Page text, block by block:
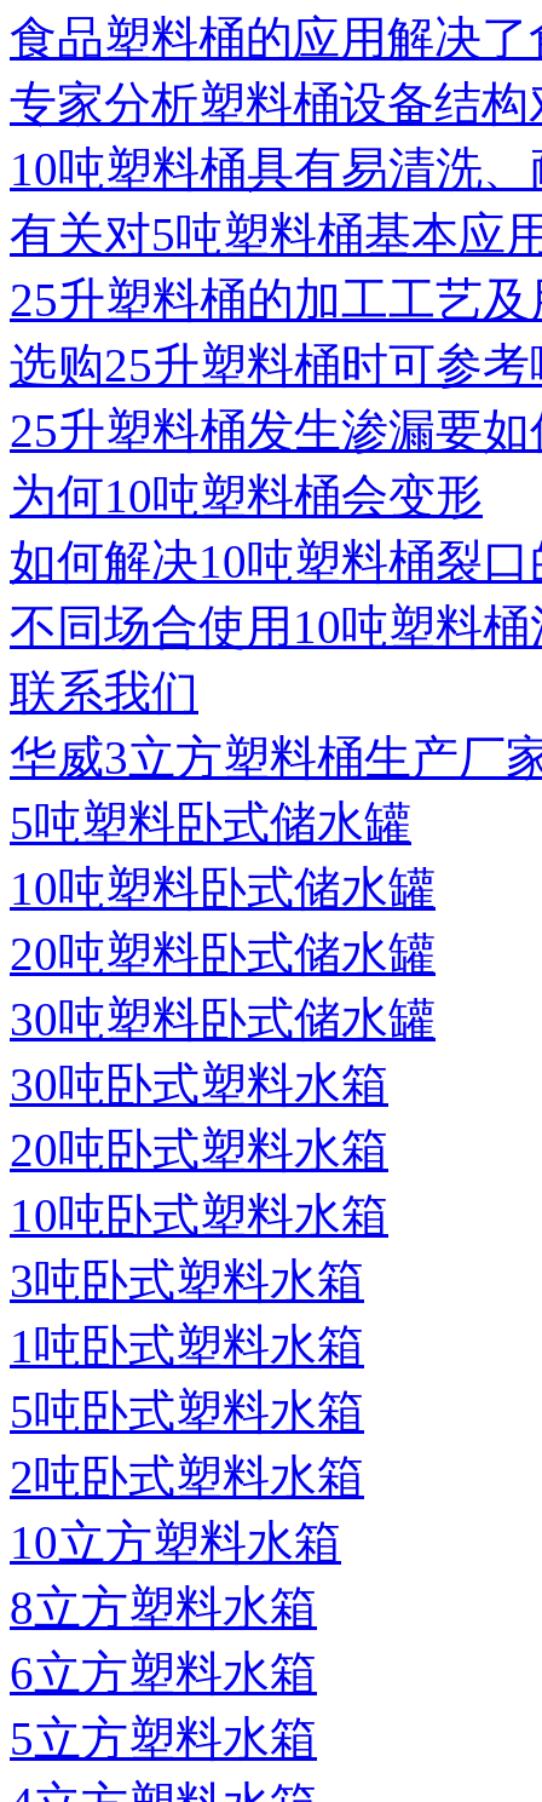
食品塑料桶的应用解决
专家分析塑料桶设备结
10吨塑料桶具有易清洗
有关对5吨塑料桶基本应
25升塑料桶的加工工艺
选购25升塑料桶时可参
25升塑料桶发生渗漏要
为何10吨塑料桶会变形
如何解决10吨塑料桶裂
不同场合使用10吨塑料
联系我们
华威3立方塑料桶生产厂
5吨塑料卧式储水罐
10吨塑料卧式储水罐
20吨塑料卧式储水罐
30吨塑料卧式储水罐
30吨卧式塑料水箱
20吨卧式塑料水箱
10吨卧式塑料水箱
3吨卧式塑料水箱
1吨卧式塑料水箱
5吨卧式塑料水箱
2吨卧式塑料水箱
10立方塑料水箱
8立方塑料水箱
6立方塑料水箱
5立方塑料水箱